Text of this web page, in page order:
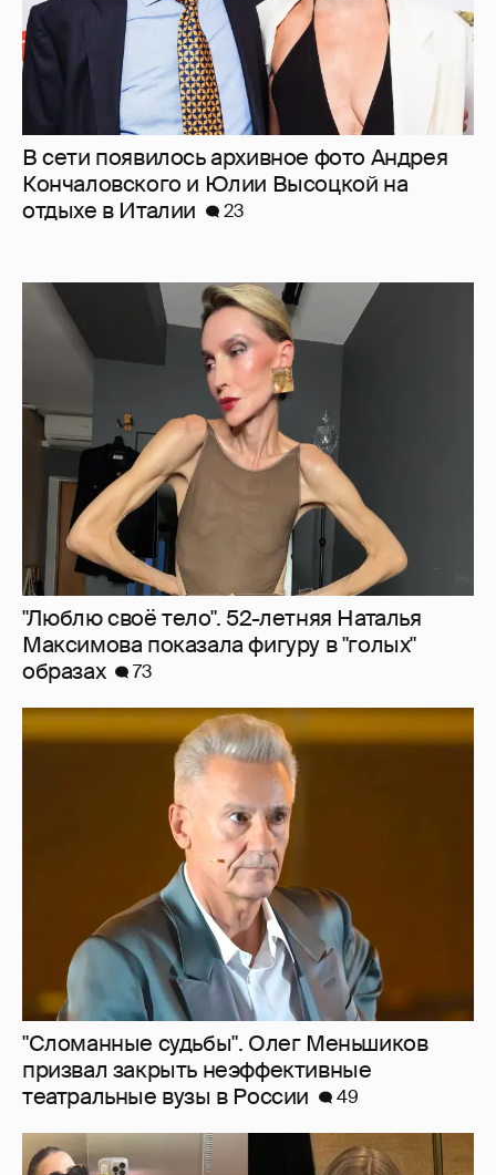
"Люблю своё тело". 52-летняя Наталья
Максимова показала фигуру в "голых"
"Сломанные судьбы". Олег Меньшиков
призвал закрыть неэффективные
театральные вузы в России